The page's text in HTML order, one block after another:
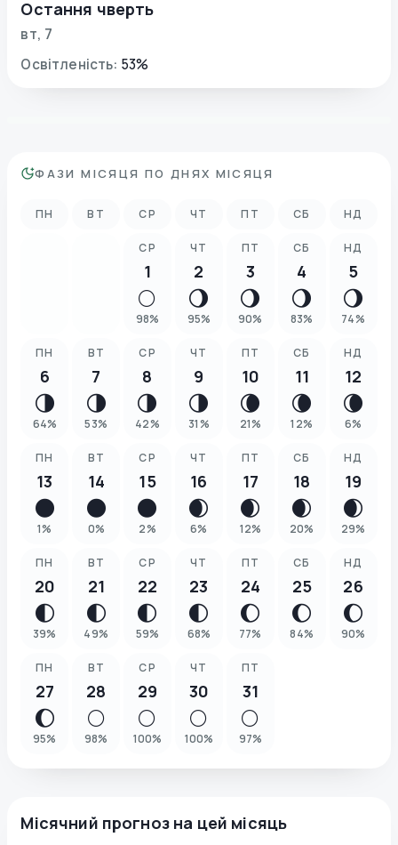
Остання чверть
вт, 7
Освітленість: 53%
ФАЗИ МІСЯЦЯ ПО ДНЯХ МІСЯЦЯ
ПН ВТ СР ЧТ ПТ СБ НД
СР
1
🌕
98%
ЧТ
2
🌖
95%
ПТ
3
🌖
90%
СБ
4
🌖
83%
НД
5
🌖
74%
ПН
6
🌗
64%
ВТ
7
🌗
53%
СР
8
🌗
42%
ЧТ
9
🌗
31 %
ПТ
10
🌘
21%
СБ
11
🌘
12%
НД
12
🌘
6%
ПН
13
🌑
1%
ВТ
14
🌑
0%
СР
15
🌑
2%
ЧТ
16
🌒
6%
ПТ
17
🌒
12%
СБ
18
🌒
20%
НД
19
🌒
29%
ПН
20
🌓
39%
ВТ
21
🌓
49%
СР
22
🌓
59%
ЧТ
23
🌓
68%
ПТ
24
🌔
77%
СБ
25
🌔
84%
НД
26
🌔
90%
ПН
27
🌔
95%
ВТ
28
🌕
98%
СР
29
🌕
100%
ЧТ
30
🌕
100%
ПТ
31
🌕
97%
Місячний прогноз на цей місяць